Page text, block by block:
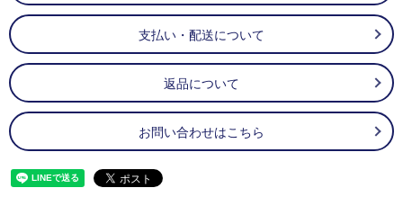
支払い・配送について
返品について
お問い合わせはこちら